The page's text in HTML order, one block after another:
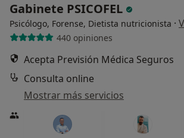
Gabinete PSICOFEL
Psicólogo, Forense, Dietista nutricionista ·
440 opiniones
Acepta Previsión Médica Seguros
Consulta online
Mostrar más servicios